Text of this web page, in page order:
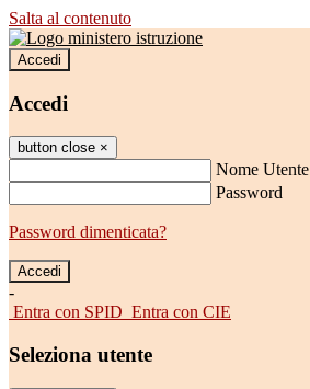
Salta al contenuto
Accedi
Accedi
button close ×
Nome Utente
Password
Password dimenticata?
-
Entra con SPID Entra con CIE
Seleziona utente